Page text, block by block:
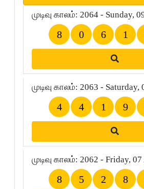
முடிவு காலம்: 2064 - Sunday,
8 0 6 1
முடிவு காலம்: 2063 - Saturday,
4 4 1 9
முடிவு காலம்: 2062 - Friday,
8 5 2 8